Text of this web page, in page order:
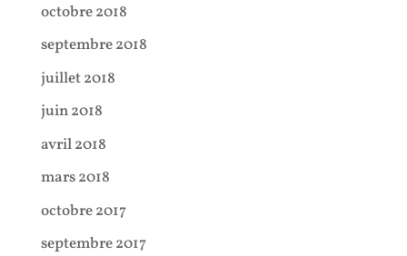
octobre 2018
septembre 2018
juillet 2018
juin 2018
avril 2018
mars 2018
octobre 2017
septembre 2017